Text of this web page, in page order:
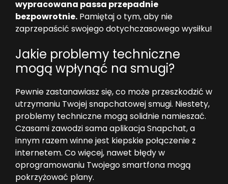
wypracowana passa przepadnie
bezpowrotnie. Pamiętaj o tym, aby nie
zaprzepaścić swojego dotychczasowego wysiłku!
Jakie problemy techniczne
mogą wpłynąć na smugi?
Pewnie zastanawiasz się, co może przeszkodzić w
utrzymaniu Twojej snapchatowej smugi. Niestety,
problemy techniczne mogą solidnie namieszać.
Czasami zawodzi sama aplikacja Snapchat, a
innym razem winne jest kiepskie połączenie z
internetem. Co więcej, nawet błędy w
oprogramowaniu Twojego smartfona mogą
pokrzyżować plany.